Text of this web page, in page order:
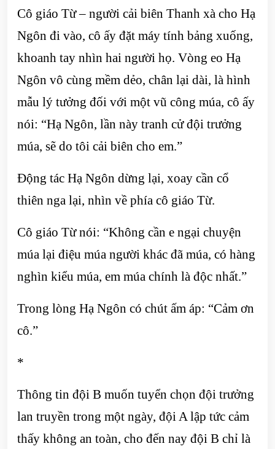
Cô giáo Từ – người cải biên Thanh xà cho Hạ
Ngôn đi vào, cô ấy đặt máy tính bảng xuống,
khoanh tay nhìn hai người họ. Vòng eo Hạ
Ngôn vô cùng mềm dẻo, chân lại dài, là hình
mẫu lý tưởng đối với một vũ công múa, cô ấy
nói: “Hạ Ngôn, lần này tranh cử đội trưởng
múa, sẽ do tôi cải biên cho em.”
Động tác Hạ Ngôn dừng lại, xoay cần cổ
thiên nga lại, nhìn về phía cô giáo Từ.
Cô giáo Từ nói: “Không cần e ngại chuyện
múa lại điệu múa người khác đã múa, có hàng
nghìn kiểu múa, em múa chính là độc nhất.”
Trong lòng Hạ Ngôn có chút ấm áp: “Cảm ơn
cô.”
*
Thông tin đội B muốn tuyển chọn đội trưởng
lan truyền trong một ngày, đội A lập tức cảm
thấy không an toàn, cho đến nay đội B chỉ là